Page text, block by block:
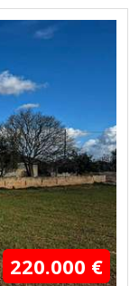
220.000 €